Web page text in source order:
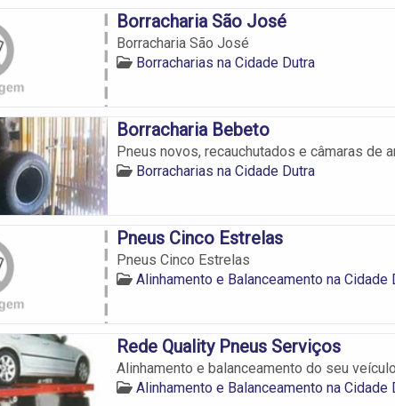
Borracharia São José
Borracharia São José
Borracharias na Cidade Dutra
Borracharia Bebeto
Pneus novos, recauchutados e câmaras de
Borracharias na Cidade Dutra
Pneus Cinco Estrelas
Pneus Cinco Estrelas
Alinhamento e Balanceamento na Cidade
Rede Quality Pneus Serviços
Alinhamento e balanceamento do seu
Alinhamento e Balanceamento na Cidade